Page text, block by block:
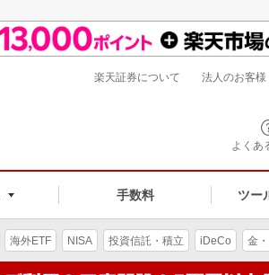
よくあ
手数料 ツー
楽天証券について 法人のお客様
海外ETF NISA 投資信託・積立 iDeCo 金